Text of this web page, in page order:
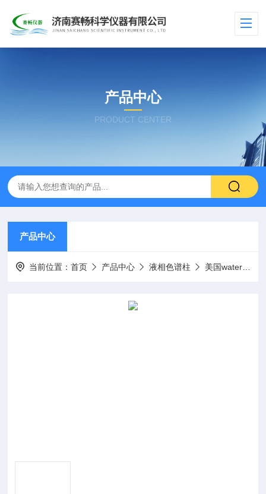
产品中心
PRODUCT CENTER
产品中心
当前位置：首页 产品中心 液相色谱柱 美国waters